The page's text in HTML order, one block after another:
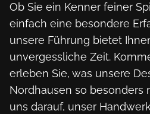
Ob Sie ein Kenner feiner
einfach eine besondere
unsere Führung bietet
unvergessliche Zeit.
erleben Sie, was unsere
Nordhausen so besonders
uns darauf, unser